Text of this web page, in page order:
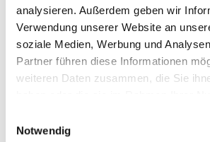
analysieren. Außerdem geben wir
Verwendung unserer Website an
soziale Medien, Werbung und
Partner führen diese Informationen
weiteren Daten zusammen, die Sie
Notwendig